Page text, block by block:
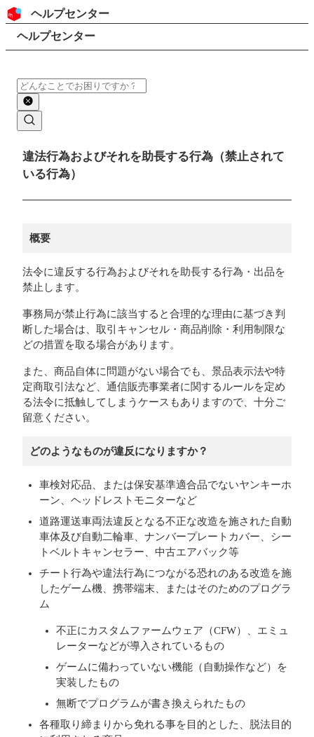
コンテンツにスキップ
ヘッダー
ヘルプセンター
検索
パンくずリスト
ヘルプセンター
検索
メインコンテンツ
違法行為およびそれを助長する行為（禁止されて
いる行為）
概要
法令に違反する行為およびそれを助長する行為・出品を
禁止します。
事務局が禁止行為に該当すると合理的な理由に基づき判
断した場合は、取引キャンセル・商品削除・利用制限な
どの措置を取る場合があります。
また、商品自体に問題がない場合でも、景品表示法や特
定商取引法など、通信販売事業者に関するルールを定め
る法令に抵触してしまうケースもありますので、十分ご
留意ください。
どのようなものが違反になりますか？
車検対応品、または保安基準適合品でないヤンキーホ
ーン、ヘッドレストモニターなど
道路運送車両法違反となる不正な改造を施された自動
車体及び自動二輪車、ナンバープレートカバー、シー
トベルトキャンセラー、中古エアバック等
チート行為や違法行為につながる恐れのある改造を施
したゲーム機、携帯端末、またはそのためのプログラ
ム
不正にカスタムファームウェア（CFW）、エミュ
レーターなどが導入されているもの
ゲームに備わっていない機能（自動操作など）を
実装したもの
無断でプログラムが書き換えられたもの
各種取り締まりから免れる事を目的とした、脱法目的